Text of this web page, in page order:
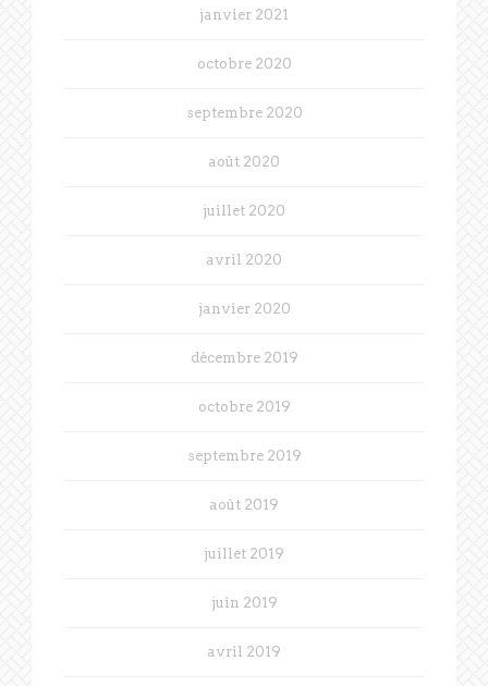
janvier 2021
octobre 2020
septembre 2020
août 2020
juillet 2020
avril 2020
janvier 2020
décembre 2019
octobre 2019
septembre 2019
août 2019
juillet 2019
juin 2019
avril 2019